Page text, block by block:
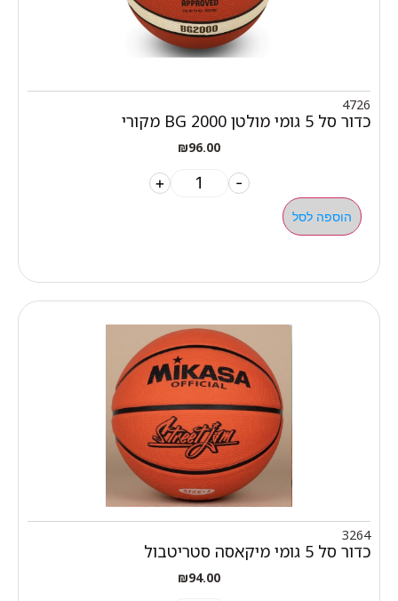
4726
כדור סל 5 גומי מולטן BG 2000 מקורי
₪96.00
-
+
הוספה לסל
3264
כדור סל 5 גומי מיקאסה סטריטבול
₪94.00